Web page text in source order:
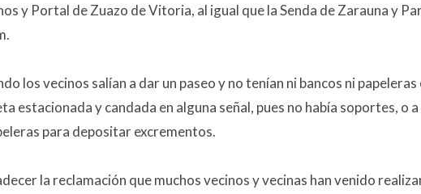
y Portal de Zuazo de Vitoria, al igual que la Senda de Zarauna y
los vecinos salían a dar un paseo y no tenían ni bancos ni papeleras
estacionada y candada en alguna señal, pues no había soportes, o a
para depositar excrementos.
la reclamación que muchos vecinos y vecinas han venido